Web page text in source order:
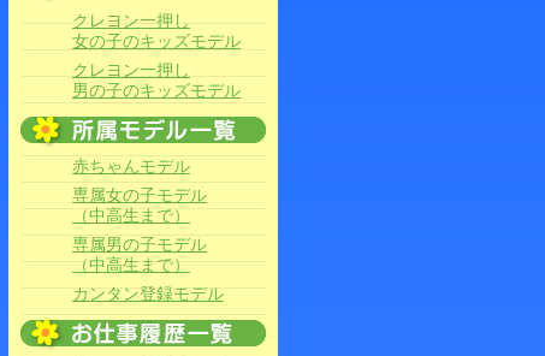
クレヨン一押し
女の子のキッズモデル
クレヨン一押し
男の子のキッズモデル
赤ちゃんモデル
専属女の子モデル
（中高生まで）
専属男の子モデル
（中高生まで）
カンタン登録モデル